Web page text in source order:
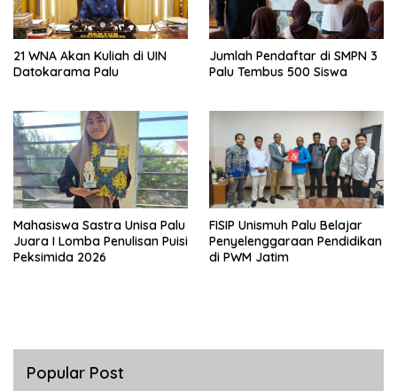
21 WNA Akan Kuliah di UIN
Datokarama Palu
Jumlah Pendaftar di SMPN 3
Palu Tembus 500 Siswa
Mahasiswa Sastra Unisa Palu
Juara I Lomba Penulisan Puisi
Peksimida 2026
FISIP Unismuh Palu Belajar
Penyelenggaraan Pendidikan
di PWM Jatim
Popular Post